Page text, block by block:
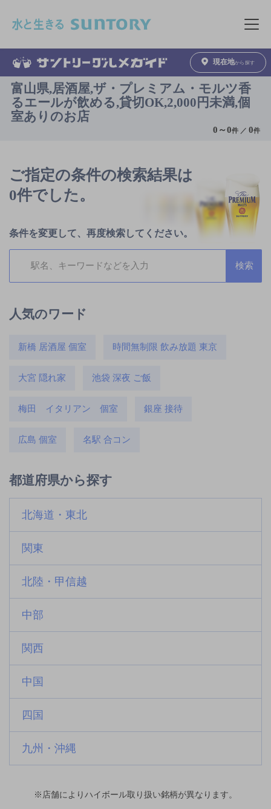
メニュ
現在地から探す
富山県,居酒屋,ザ・プレミアム・モルツ香
るエールが飲める,貸切OK,2,000円未満,個
室ありのお店
0 ～0件 ／0件
ご指定の条件の検索結果は
0件でした。
条件を変更して、再度検索してください。
人気のワード
新橋 居酒屋 個室 時間無制限 飲み放題 東京
大宮 隠れ家 池袋 深夜 ご飯
梅田 イタリアン 個室 銀座 接待
広島 個室 名駅 合コン
都道府県から探す
北海道・東北
関東
北陸・甲信越
中部
関西
中国
四国
九州・沖縄
※店舗によりハイボール取り扱い銘柄が異なります。